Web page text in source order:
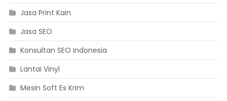
Jasa Print Kain
Jasa SEO
Konsultan SEO Indonesia
Lantai Vinyl
Mesin Soft Es Krim